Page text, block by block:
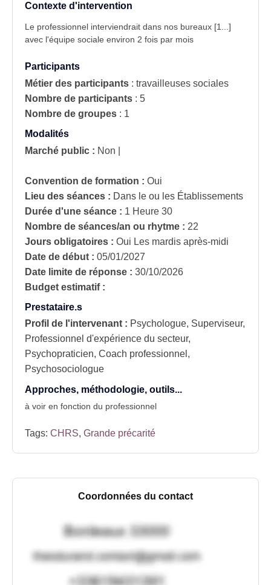
Contexte d'intervention
Le professionnel interviendrait dans nos bureaux [1...]
avec l'équipe sociale environ 2 fois par mois
Participants
Métier des participants : travailleuses sociales
Nombre de participants : 5
Nombre de groupes : 1
Modalités
Marché public : Non
Convention de formation : Oui
Lieu des séances : Dans le ou les Établissements
Durée d'une séance : 1 Heure 30
Nombre de séances/an ou rhytme : 22
Jours obligatoires : Oui Les mardis après-midi
Date de début : 05/01/2027
Date limite de réponse : 30/10/2026
Budget estimatif :
Prestataire.s
Profil de l'intervenant : Psychologue, Superviseur,
Professionnel d'expérience du secteur,
Psychopraticien, Coach professionnel,
Psychosociologue
Approches, méthodologie, outils...
à voir en fonction du professionnel
Tags: CHRS, Grande précarité
Coordonnées du contact